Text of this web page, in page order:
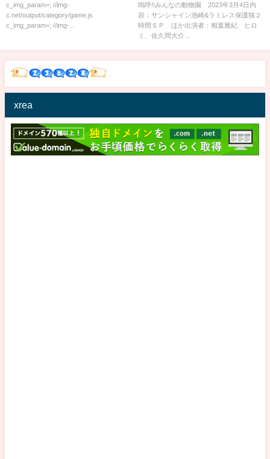
c_img_param=; //img-
c.net/output/category/game.js
c_img_param=; //img-...
保護猫２時間ＳＰ 3月4日
嗚呼!!みんなの動物園 2023年3月4日内
容：サンシャイン池崎&ラミレス保護猫２
時間ＳＰ ほか出演者：相葉雅紀 ヒロ
ミ、佐久間大介...
xrea